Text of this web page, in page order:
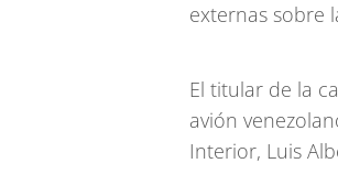
externas sobre
El titular de la
avión
Interior, Luis